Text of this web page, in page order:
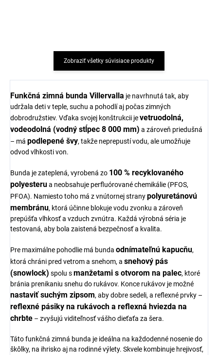
Zobraziť všetky súvisiace produkty
Funkčná zimná bunda Villervalla je navrhnutá tak, aby
udržala deti v teple, suchu a pohodlí aj počas zimných
dobrodružstiev. Vďaka svojej konštrukcii jevetruodolná,
vodeodolná (vodný stĺpec 8 000 mm) a zároveň priedušná
– má podlepené švy, takže neprepustí vodu, ale umožňuje
odvod vlhkosti von.
Bunda je zateplená, vyrobená zo 100 % recyklovaného
polyesterua neobsahuje perfluórované chemikálie (PFOS,
PFOA). Namiesto toho má z vnútornej stranypolyuretánovú
membránu, ktorá účinne blokuje vodu zvonku a zároveň
prepúšťa vlhkosť a vzduch zvnútra. Každá výrobná séria je
testovaná, aby bola zaistená bezpečnosť a kvalita.
Pre maximálne pohodlie má bunda odnímateľnú kapucňu,
ktorá chráni pred vetrom a snehom, a snehový pás
(snowlock) spolu smanžetami s otvorom na palec, ktoré
bránia prenikaniu snehu do rukávov. Konce rukávov je možné
nastaviť suchým zipsom, aby dobre sedeli, a reflexné prvky –
reflexné pásiky na rukávoch a reflexná hviezda na
chrbte – zvyšujú viditeľnosť vášho dieťaťa za šera.
Táto funkčná zimná bunda je ideálna na každodenné nosenie do
škôlky, na ihrisko aj na rodinné výlety. Skvele kombinuje hrejivosť,